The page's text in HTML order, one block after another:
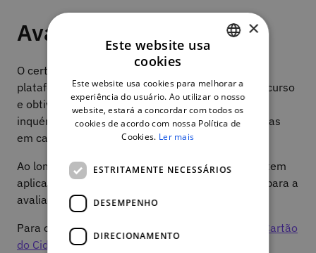
Avaliação e certificação
O certificado de conclusão é descarregado na
plataforma, ficando disponível quando concluir o curso
e obtiver uma classificação mínima de 50% no
inquérito de avaliação final (3 tentativas permitidas
em cada questão).
Ao longo do curso encontra atividades que permitem
aplicar e exercitar as aprendizagens e preparam para a
avaliação final.
Para obter o certificado necessita de associar o
Cartão
do Cidadão à sua conta NAU
ENGLISH
×
Este website usa
cookies
Este website usa cookies para melhorar a
experiência do usuário. Ao utilizar o nosso
website, estará a concordar com todos os
cookies de acordo com nossa Política de
Cookies. Ler mais
ESTRITAMENTE NECESSÁRIOS
DESEMPENHO
DIRECIONAMENTO